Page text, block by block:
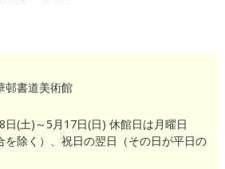
邨書道美術館
日(土)～5月17日(日) 休館日は月曜日
を除く）、祝日の翌日（その日が平日の